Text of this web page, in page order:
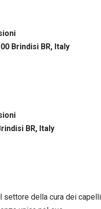
Brindisi BR, Italy
BR, Italy
settore della cura dei capelli